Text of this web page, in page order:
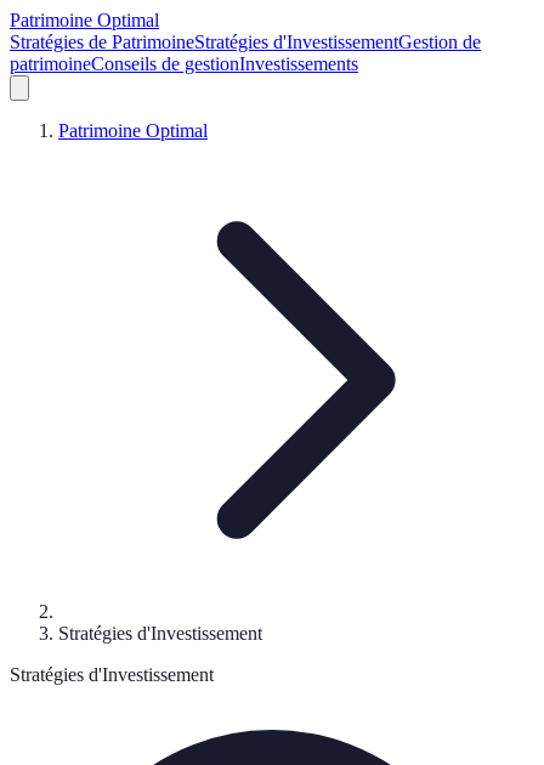
Patrimoine Optimal
Stratégies de PatrimoineStratégies d'InvestissementGestion de
patrimoineConseils de gestionInvestissements
Patrimoine Optimal
Stratégies d'Investissement
Stratégies d'Investissement